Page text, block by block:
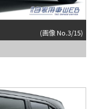
(画像 No.3/15)